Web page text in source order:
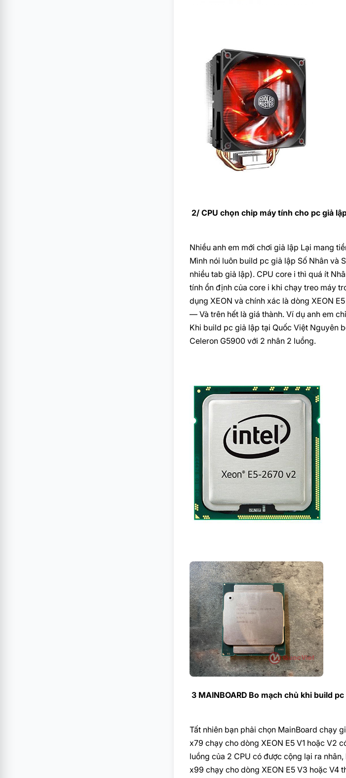
2/ CPU chọn chip máy tính cho pc giả
Nhiều anh em mới chơi giả lập Lại mang
Mình nói luôn build pc giả lập Số Nhân và
nhiều tab giả lập). CPU core i thì quá ít
tính ổn định của core i khi chạy treo máy
dụng XEON và chính xác là dòng XEON
— Và trên hết là giá thành. Ví dụ anh em
Khi build pc giả lập tại Quốc Việt Nguyên
Celeron G5900 với 2 nhân 2 luồng.
3 MAINBOARD Bo mạch chủ khi build
Tất nhiên bạn phải chọn MainBoard chạy
x79 chạy cho dòng XEON E5 V1 hoặc V2
luồng của 2 CPU có được cộng lại ra
x99 chạy cho dòng XEON E5 V3 hoặc V4